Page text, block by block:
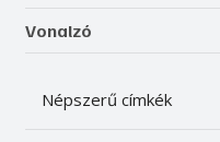
Vonalzó
Népszerű címkék